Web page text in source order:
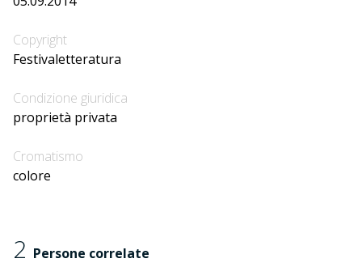
Copyright
Festivaletteratura
Condizione giuridica
proprietà privata
Cromatismo
colore
2 Persone correlate